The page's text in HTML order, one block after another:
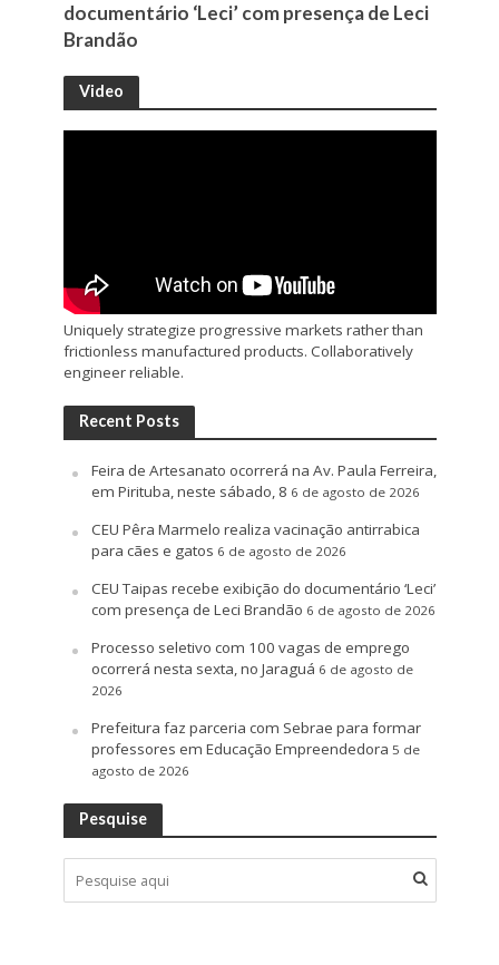
documentário ‘Leci’ com presença de Leci
Brandão
Video
Uniquely strategize progressive markets rather than
frictionless manufactured products. Collaboratively
engineer reliable.
Recent Posts
Feira de Artesanato ocorrerá na Av. Paula Ferreira,
em Pirituba, neste sábado, 8 6 de agosto de 2026
CEU Pêra Marmelo realiza vacinação antirrabica
para cães e gatos 6 de agosto de 2026
CEU Taipas recebe exibição do documentário ‘Leci’
com presença de Leci Brandão 6 de agosto de 2026
Processo seletivo com 100 vagas de emprego
ocorrerá nesta sexta, no Jaraguá 6 de agosto de
2026
Prefeitura faz parceria com Sebrae para formar
professores em Educação Empreendedora 5 de
agosto de 2026
Pesquise